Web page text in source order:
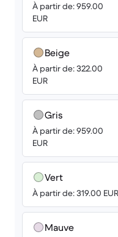
À partir de: 959.00
EUR
Beige
À partir de: 322.00
EUR
Gris
À partir de: 959.00
EUR
Vert
À partir de: 319.00 EUR
Mauve